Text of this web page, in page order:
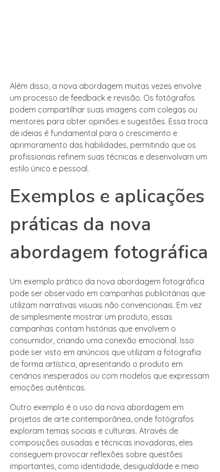
Além disso, a nova abordagem muitas vezes envolve
um processo de feedback e revisão. Os fotógrafos
podem compartilhar suas imagens com colegas ou
mentores para obter opiniões e sugestões. Essa troca
de ideias é fundamental para o crescimento e
aprimoramento das habilidades, permitindo que os
profissionais refinem suas técnicas e desenvolvam um
estilo único e pessoal.
Exemplos e aplicações
práticas da nova
abordagem fotográfica
Um exemplo prático da nova abordagem fotográfica
pode ser observado em campanhas publicitárias que
utilizam narrativas visuais não convencionais. Em vez
de simplesmente mostrar um produto, essas
campanhas contam histórias que envolvem o
consumidor, criando uma conexão emocional. Isso
pode ser visto em anúncios que utilizam a fotografia
de forma artística, apresentando o produto em
cenários inesperados ou com modelos que expressam
emoções autênticas.
Outro exemplo é o uso da nova abordagem em
projetos de arte contemporânea, onde fotógrafos
exploram temas sociais e culturais. Através de
composições ousadas e técnicas inovadoras, eles
conseguem provocar reflexões sobre questões
importantes, como identidade, desigualdade e meio